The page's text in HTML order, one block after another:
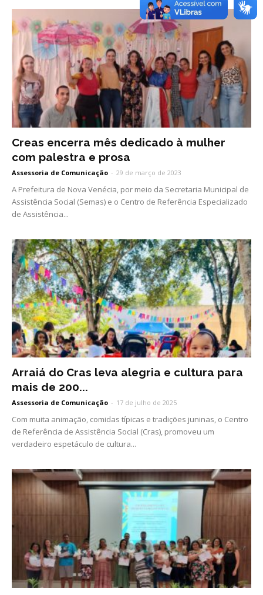
Creas encerra mês dedicado à mulher
com palestra e prosa
Assessoria de Comunicação - 29 de março de 2023
A Prefeitura de Nova Venécia, por meio da Secretaria Municipal de
Assistência Social (Semas) e o Centro de Referência Especializado
de Assistência...
Arraiá do Cras leva alegria e cultura para
mais de 200...
Assessoria de Comunicação - 17 de julho de 2025
Com muita animação, comidas típicas e tradições juninas, o Centro
de Referência de Assistência Social (Cras), promoveu um
verdadeiro espetáculo de cultura...